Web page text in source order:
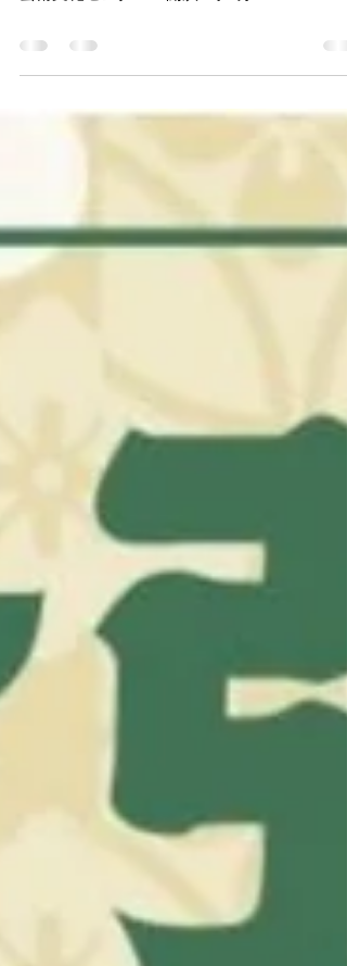
芸術文化センター 開演11時30分